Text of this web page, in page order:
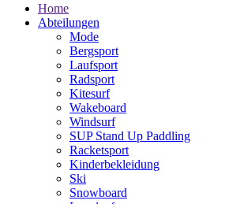
Home
Abteilungen
Mode
Bergsport
Laufsport
Radsport
Kitesurf
Wakeboard
Windsurf
SUP Stand Up Paddling
Racketsport
Kinderbekleidung
Ski
Snowboard